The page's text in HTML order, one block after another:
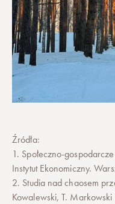
Źródła:
1. Społeczno-
Instytut Ekonomiczny.
2. Studia nad chaosem
Kowalewski, T.